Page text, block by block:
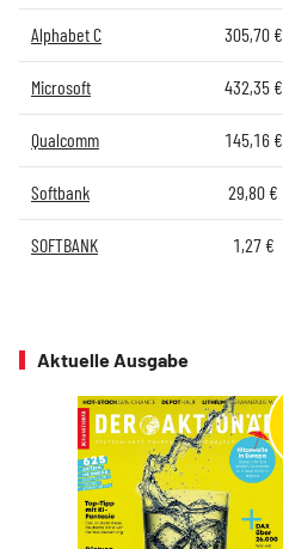
Alphabet C 305,70€
Microsoft 432,35€
Qualcomm 145,16€
Softbank 29,80 €
SOFTBANK 1,27€
Aktuelle Ausgabe